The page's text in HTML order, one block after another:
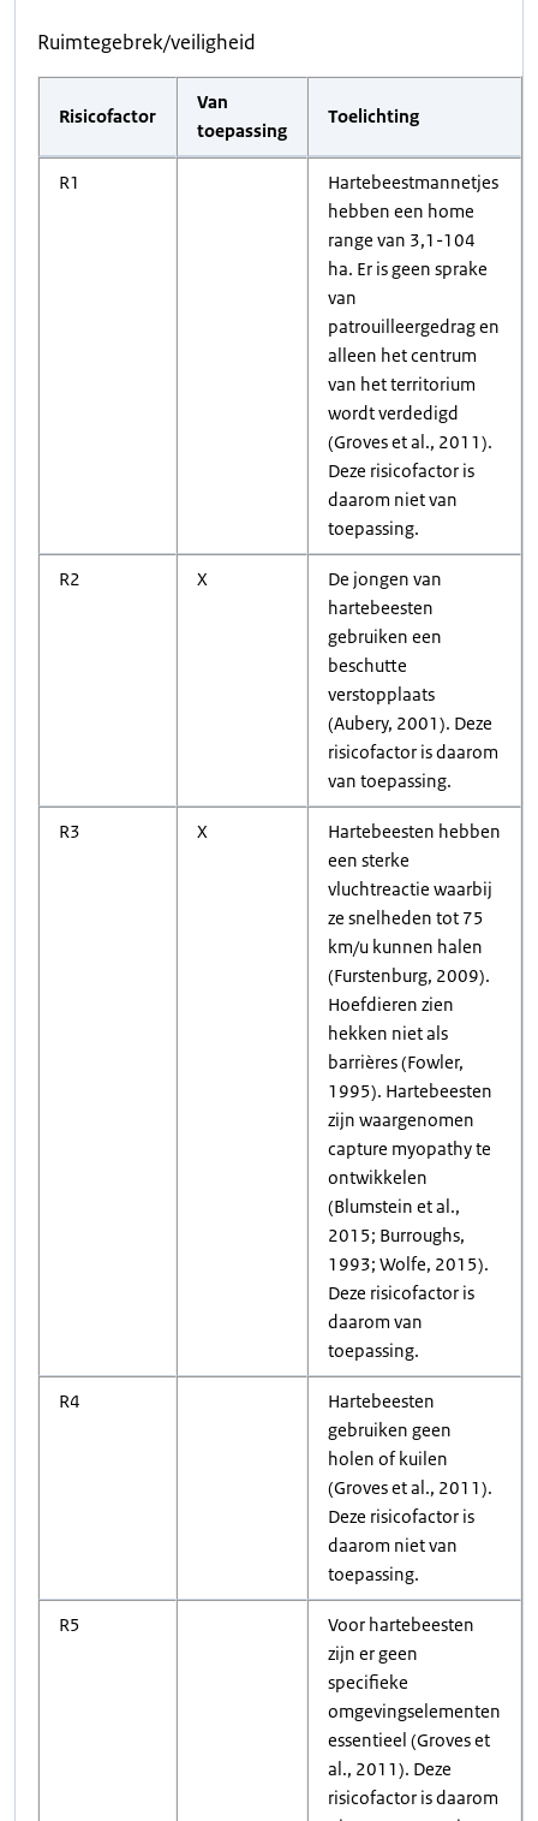
Ruimtegebrek/veiligheid
Risicofactor
Van
toepassing
Toelichting
R1
Hartebeestmannetjes
hebben een home
range van 3,1-104
ha. Er is geen sprake
van
patrouilleergedrag en
alleen het centrum
van het territorium
wordt verdedigd
(Groves et al., 2011).
Deze risicofactor is
daarom niet van
toepassing.
R2 X
De jongen van
hartebeesten
gebruiken een
beschutte
verstopplaats
(Aubery, 2001). Deze
risicofactor is daarom
van toepassing.
R3 X
Hartebeesten hebben
een sterke
vluchtreactie waarbij
ze snelheden tot 75
km/u kunnen halen
(Furstenburg, 2009).
Hoefdieren zien
hekken niet als
barrières (Fowler,
1995). Hartebeesten
zijn waargenomen
capture myopathy te
ontwikkelen
(Blumstein et al.,
2015; Burroughs,
1993; Wolfe, 2015).
Deze risicofactor is
daarom van
toepassing.
R4
Hartebeesten
gebruiken geen
holen of kuilen
(Groves et al., 2011).
Deze risicofactor is
daarom niet van
toepassing.
R5
Voor hartebeesten
zijn er geen
specifieke
omgevingselementen
essentieel (Groves et
al., 2011). Deze
risicofactor is daarom